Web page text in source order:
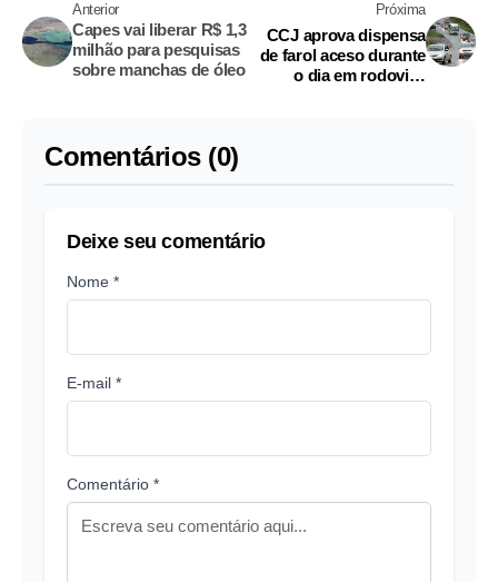
Anterior
Capes vai liberar R$ 1,3
milhão para pesquisas
sobre manchas de óleo
Próxima
CCJ aprova dispensa
de farol aceso durante
o dia em rodovias
Comentários (0)
Deixe seu comentário
Nome *
E-mail *
Comentário *